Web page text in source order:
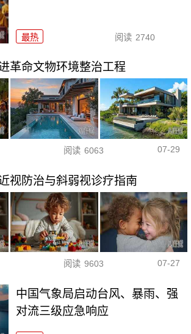
最热 阅读 2740
革命文物环境整治工程
阅读 6063 07-29
视防治与斜弱视诊疗指南
阅读 9603 07-27
中国气象局启动台风、暴雨、强
对流三级应急响应